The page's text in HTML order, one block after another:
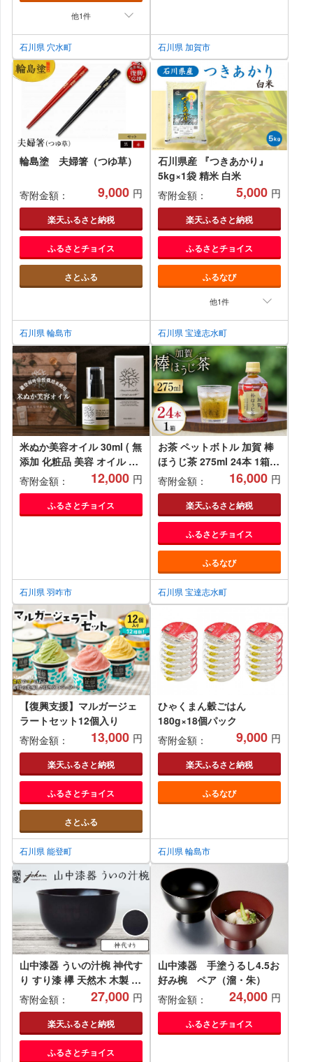
他1件
石川県 穴水町 石川県 加賀市
輪島塗 夫婦箸（つゆ草）
寄附金額： 9,000 円
楽天ふるさと納税
ふるさとチョイス
さとふる
石川県 輪島市
石川県産 『つきあかり』
5kg×1袋 精米 白米
寄附金額：
5,000 円
楽天ふるさと納税
ふるさとチョイス
ふるなび
他1件
石川県 宝達志水町
米ぬか美容オイル 30ml ( 無
添加 化粧品 美容 オイル 高
保湿 潤い うるおい 乾燥 ス
キンケア 自然栽培米 米ぬか
ギフト 贈答 母の日 肌 エイ
ジングケア 北陸 石川 羽咋
寄附金額： 12,000 円
ふるさとチョイス
石川県 羽咋市
お茶 ペットボトル 加賀 棒
ほうじ茶 275ml 24本 1箱
[油谷製茶 石川県 宝達志水
町 38601020] ほうじ茶 お
ちゃ 茶 ちゃ ２４本 200ml
以上 飲料 ドリンク ソフト
ドリンク 常温 保存 備蓄 常
備品 災害 非常用
寄附金額： 16,000 円
楽天ふるさと納税
ふるさとチョイス
ふるなび
石川県 宝達志水町
【復興支援】マルガージェ
ラートセット12個入り
寄附金額：
13,000 円
楽天ふるさと納税
ふるさとチョイス
さとふる
石川県 能登町
ひゃくまん穀ごはん
180g×18個パック
寄附金額：
9,000 円
楽天ふるさと納税
ふるなび
石川県 輪島市
山中漆器 ういの汁椀 神代す
り すり漆 欅 天然木 木製 椀
器 汁椀 お椀 漆塗り 漆器 伝
統工芸 工芸品 国産 日本製
テーブルウェア 復興 震災
コロナ 能登半島地震復興支
援 北陸新幹線 F6P-2361 ク
寄附金額： 27,000 円
楽天ふるさと納税
ふるさとチョイス
山中漆器 手塗うるし4.5お
好み椀 ペア（溜・朱）
寄附金額：
24,000 円
ふるさとチョイス